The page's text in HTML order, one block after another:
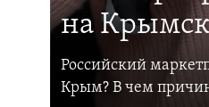
на
Российский
Крым? В чем